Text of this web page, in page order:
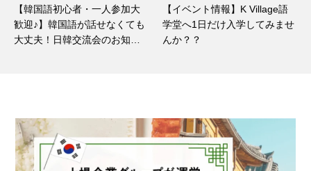
【韓国語初心者・一人参加大
歓迎♪】韓国語が話せなくても
大丈夫！日韓交流会のお知ら
【イベント情報】K Village語
学堂へ1日だけ入学してみませ
んか？？